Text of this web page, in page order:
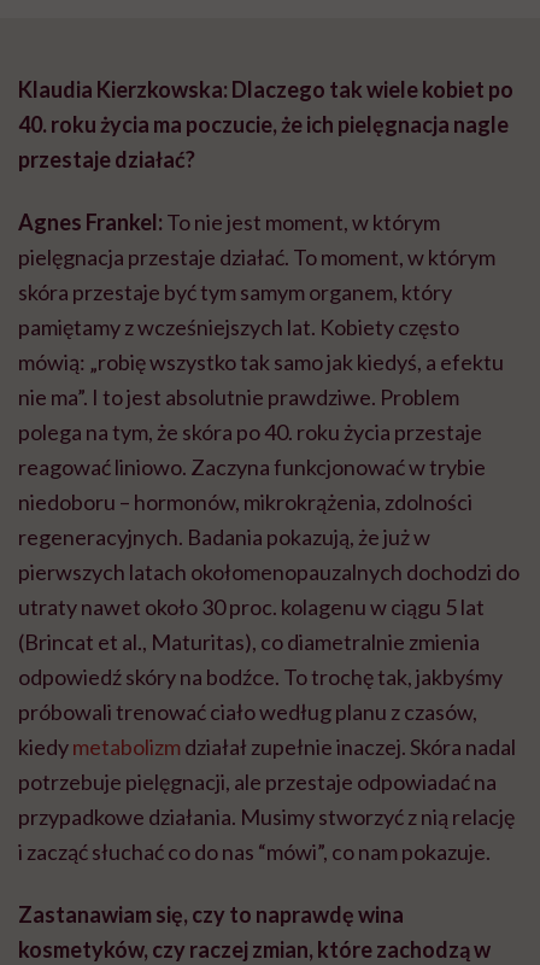
Klaudia Kierzkowska: Dlaczego tak wiele kobiet po
40. roku życia ma poczucie, że ich pielęgnacja nagle
przestaje działać?
Agnes Frankel: To nie jest moment, w którym
pielęgnacja przestaje działać. To moment, w którym
skóra przestaje być tym samym organem, który
pamiętamy z wcześniejszych lat. Kobiety często
mówią: „robię wszystko tak samo jak kiedyś, a efektu
nie ma”. I to jest absolutnie prawdziwe. Problem
polega na tym, że skóra po 40. roku życia przestaje
reagować liniowo. Zaczyna funkcjonować w trybie
niedoboru – hormonów, mikrokrążenia, zdolności
regeneracyjnych. Badania pokazują, że już w
pierwszych latach okołomenopauzalnych dochodzi do
utraty nawet około 30 proc. kolagenu w ciągu 5 lat
(Brincat et al., Maturitas), co diametralnie zmienia
odpowiedź skóry na bodźce. To trochę tak, jakbyśmy
próbowali trenować ciało według planu z czasów,
kiedymetabolizm działał zupełnie inaczej. Skóra nadal
potrzebuje pielęgnacji, ale przestaje odpowiadać na
przypadkowe działania. Musimy stworzyć z nią relację
i zacząć słuchać co do nas “mówi”, co nam pokazuje.
Zastanawiam się, czy to naprawdę wina
kosmetyków, czy raczej zmian, które zachodzą w